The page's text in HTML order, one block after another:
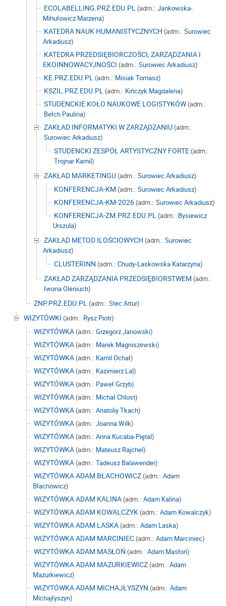
ECOLABELLING.PRZ.EDU.PL(adm.: Jankowska-
Mihułowicz Marzena)
KATEDRA NAUK HUMANISTYCZNYCH (adm.: Surowiec
Arkadiusz)
KATEDRA PRZEDSIĘBIORCZOŚCI, ZARZĄDZANIA I
EKOINNOWACYJNOŚCI (adm.: Surowiec Arkadiusz)
KE.PRZ.EDU.PL(adm.: Misiak Tomasz)
KSZIL.PRZ.EDU.PL(adm.: Kińczyk Magdalena)
STUDENCKIE KOŁO NAUKOWE LOGISTYKÓW(adm.:
Bełch Paulina)
ZAKŁAD INFORMATYKI W ZARZĄDZANIU(adm.:
Surowiec Arkadiusz)
STUDENCKI ZESPÓŁ ARTYSTYCZNY FORTE(adm.:
Trojnar Kamil)
ZAKŁAD MARKETINGU(adm.: Surowiec Arkadiusz)
KONFERENCJA-KM (adm.: Surowiec Arkadiusz)
KONFERENCJA-KM-2026(adm.: Surowiec Arkadiusz)
KONFERENCJA-ZM.PRZ.EDU.PL(adm.: Bysiewicz
Urszula)
ZAKŁAD METOD ILOŚCIOWYCH (adm.: Surowiec
Arkadiusz)
CLUSTERINN (adm.: Chudy-Laskowska Katarzyna)
ZAKŁAD ZARZĄDZANIA PRZEDSIĘBIORSTWEM (adm.:
Iwona Oleniuch)
ZNP.PRZ.EDU.PL(adm.: Stec Artur)
WIZYTÓWKI (adm.: Rysz Piotr)
WIZYTÓWKA(adm.: Grzegorz Janowski)
WIZYTÓWKA(adm.: Marek Magniszewski)
WIZYTÓWKA(adm.: Kamil Ochał)
WIZYTÓWKA(adm.: Kazimierz Lal)
WIZYTÓWKA(adm.: Paweł Grzyb)
WIZYTÓWKA(adm.: Michał Chlost)
WIZYTÓWKA(adm.: Anatoliy Tkach)
WIZYTÓWKA(adm.: Joanna Wilk)
WIZYTÓWKA(adm.: Anna Kucaba-Piętal)
WIZYTÓWKA(adm.: Mateusz Rajchel)
WIZYTÓWKA(adm.: Tadeusz Balawender)
WIZYTÓWKA ADAM BŁACHOWICZ(adm.: Adam
Błachowicz)
WIZYTÓWKA ADAM KALINA(adm.: Adam Kalina)
WIZYTÓWKA ADAM KOWALCZYK(adm.: Adam Kowalczyk)
WIZYTÓWKA ADAM LASKA(adm.: Adam Laska)
WIZYTÓWKA ADAM MARCINIEC(adm.: Adam Marciniec)
WIZYTÓWKA ADAM MASŁOŃ (adm.: Adam Masłoń)
WIZYTÓWKA ADAM MAZURKIEWICZ(adm.: Adam
Mazurkiewicz)
WIZYTÓWKA ADAM MICHAJŁYSZYN (adm.: Adam
Michajłyszyn)